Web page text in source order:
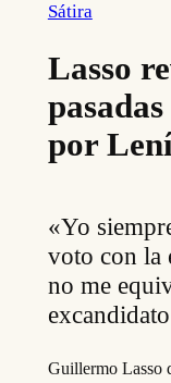
Sátira
Lasso
por
«Yo
voto con la
no me
Guillermo Lasso